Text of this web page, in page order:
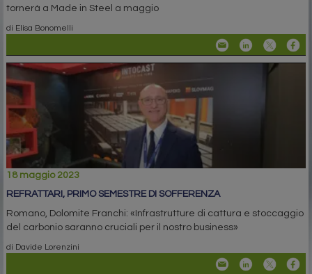
tornerà a Made in Steel a maggio
di Elisa Bonomelli
18 maggio 2023
REFRATTARI, PRIMO SEMESTRE DI SOFFERENZA
Romano, Dolomite Franchi: «Infrastrutture di cattura e stoccaggio
del carbonio saranno cruciali per il nostro business»
di Davide Lorenzini